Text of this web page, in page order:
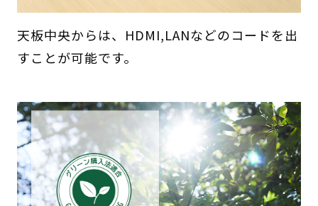
天板中央からは、HDMI,LANなどのコードを出
すことが可能です。